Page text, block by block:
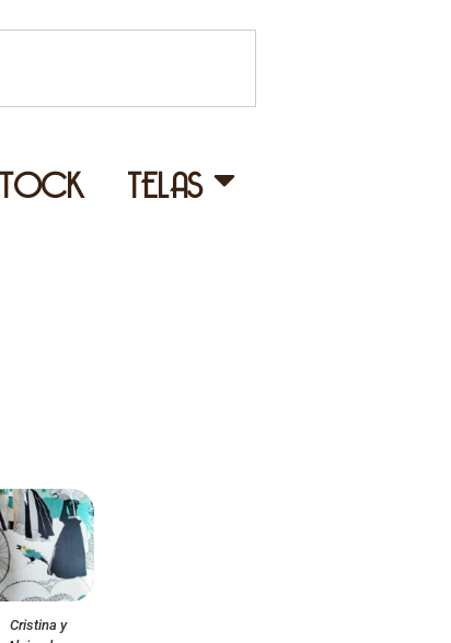
TELAS
Cristina y